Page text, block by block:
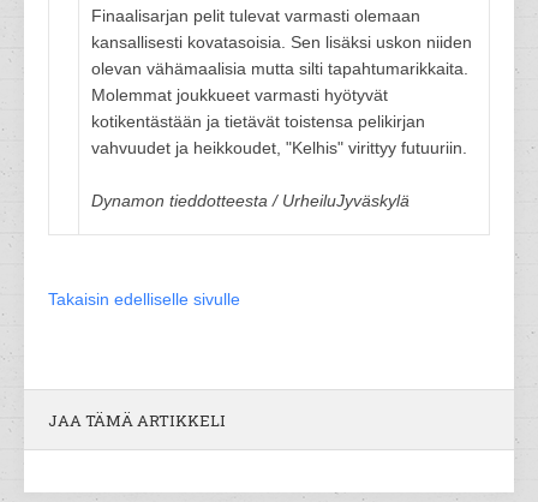
Finaalisarjan pelit tulevat varmasti olemaan
kansallisesti kovatasoisia. Sen lisäksi uskon niiden
olevan vähämaalisia mutta silti tapahtumarikkaita.
Molemmat joukkueet varmasti hyötyvät
kotikentästään ja tietävät toistensa pelikirjan
vahvuudet ja heikkoudet, "Kelhis" virittyy futuuriin.
Dynamon tieddotteesta / UrheiluJyväskylä
Takaisin edelliselle sivulle
JAA TÄMÄ ARTIKKELI